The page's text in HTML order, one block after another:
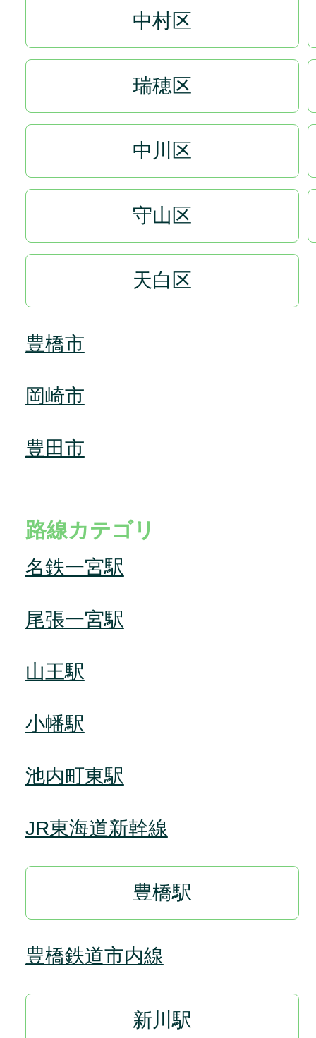
中村区
瑞穂区
中川区
守山区
天白区
豊橋市
岡崎市
豊田市
路線カテゴリ
名鉄一宮駅
尾張一宮駅
山王駅
小幡駅
池内町東駅
JR東海道新幹線
豊橋駅
豊橋鉄道市内線
新川駅